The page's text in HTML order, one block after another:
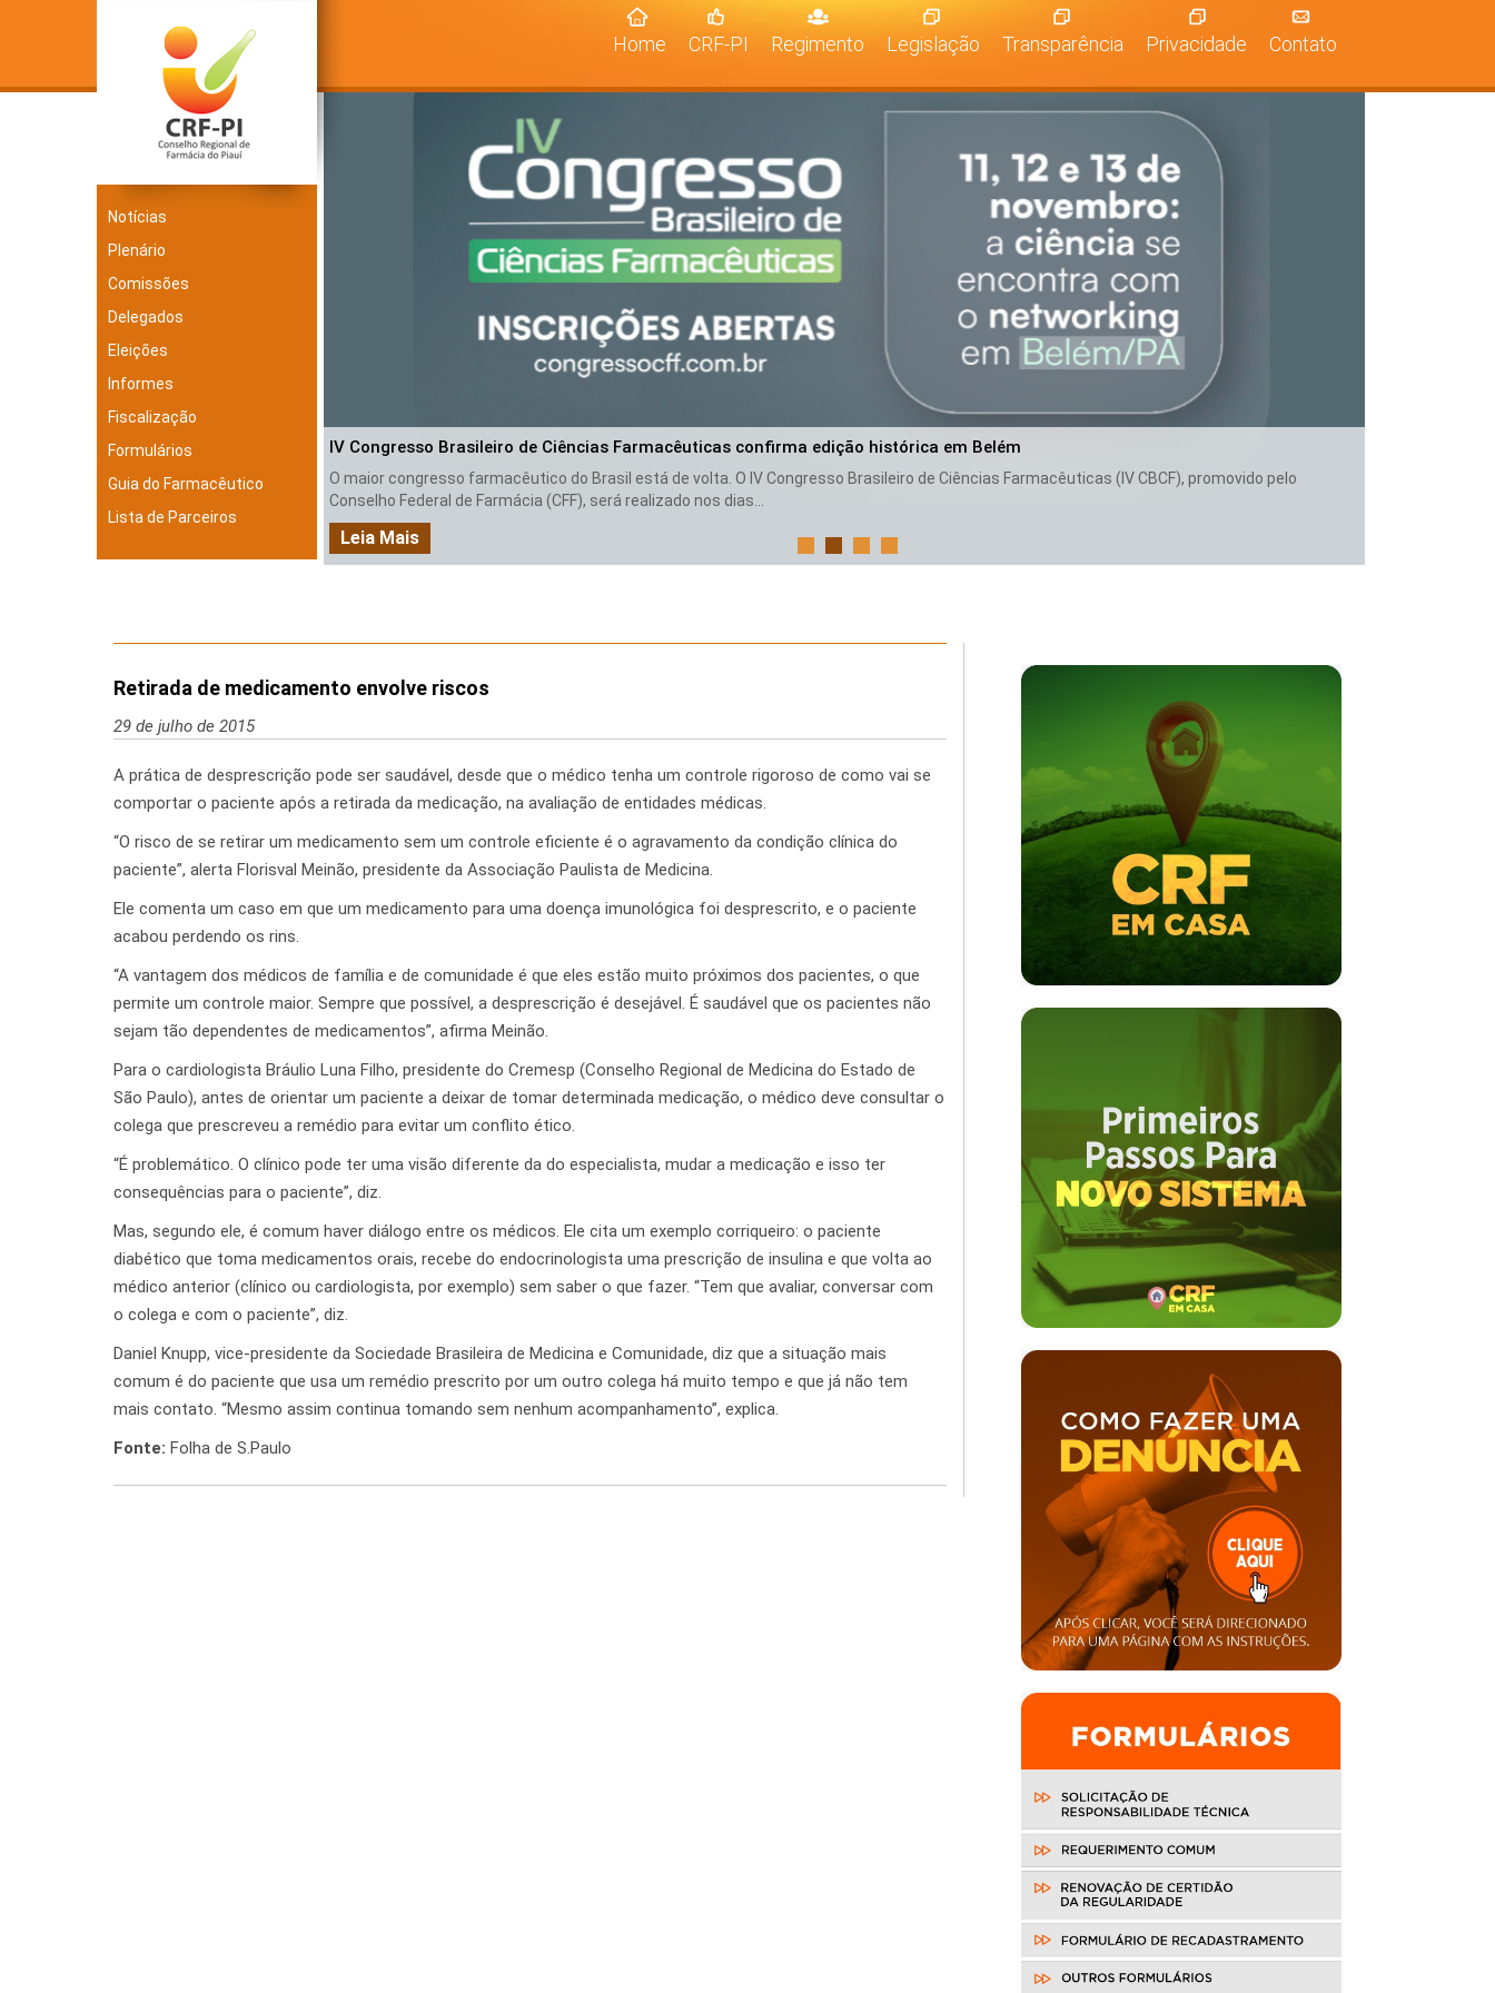
Home (current)
CRF-PI Regimento Legislação Transparência Privacidade Contato
Notícias
Plenário
Comissões
Delegados
Eleições
Informes
Fiscalização
Formulários
Guia do Farmacêutico
Lista de Parceiros
IV Congresso Brasileiro de Ciências Farmacêuticas confirma edição histórica em Belém
O maior congresso farmacêutico do Brasil está de volta. O IV Congresso Brasileiro de Ciências Farmacêuticas (IV CBCF), promovido pelo
Conselho Federal de Farmácia (CFF), será realizado nos dias...
Leia Mais
Retirada de medicamento envolve riscos
29 de julho de 2015
A prática de desprescrição pode ser saudável, desde que o médico tenha um controle rigoroso de como vai se
comportar o paciente após a retirada da medicação, na avaliação de entidades médicas.
“O risco de se retirar um medicamento sem um controle eficiente é o agravamento da condição clínica do
paciente”, alerta Florisval Meinão, presidente da Associação Paulista de Medicina.
Ele comenta um caso em que um medicamento para uma doença imunológica foi desprescrito, e o paciente
acabou perdendo os rins.
“A vantagem dos médicos de família e de comunidade é que eles estão muito próximos dos pacientes, o que
permite um controle maior. Sempre que possível, a desprescrição é desejável. É saudável que os pacientes não
sejam tão dependentes de medicamentos”, afirma Meinão.
Para o cardiologista Bráulio Luna Filho, presidente do Cremesp (Conselho Regional de Medicina do Estado de
São Paulo), antes de orientar um paciente a deixar de tomar determinada medicação, o médico deve consultar o
colega que prescreveu a remédio para evitar um conflito ético.
“É problemático. O clínico pode ter uma visão diferente da do especialista, mudar a medicação e isso ter
consequências para o paciente”, diz.
Mas, segundo ele, é comum haver diálogo entre os médicos. Ele cita um exemplo corriqueiro: o paciente
diabético que toma medicamentos orais, recebe do endocrinologista uma prescrição de insulina e que volta ao
médico anterior (clínico ou cardiologista, por exemplo) sem saber o que fazer. “Tem que avaliar, conversar com
o colega e com o paciente”, diz.
Daniel Knupp, vice-presidente da Sociedade Brasileira de Medicina e Comunidade, diz que a situação mais
comum é do paciente que usa um remédio prescrito por um outro colega há muito tempo e que já não tem
mais contato. “Mesmo assim continua tomando sem nenhum acompanhamento”, explica.
Fonte: Folha de S.Paulo